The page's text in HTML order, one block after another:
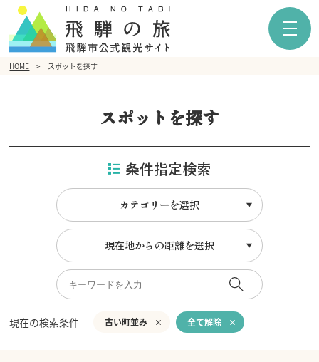
HOME スポットを探す
スポットを探す
条件指定検索
カテゴリーを選択
現在地からの距離を選択
現在の検索条件 古い町並み 全て解除